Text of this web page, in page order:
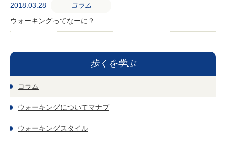
2018.03.28
コラム
ウォーキングってなーに？
歩くを学ぶ
コラム
ウォーキングについてマナブ
ウォーキングスタイル